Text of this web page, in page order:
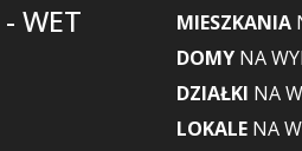
WET
MIESZKANIA
DOMY NA
DZIAŁKI NA
LOKALE NA